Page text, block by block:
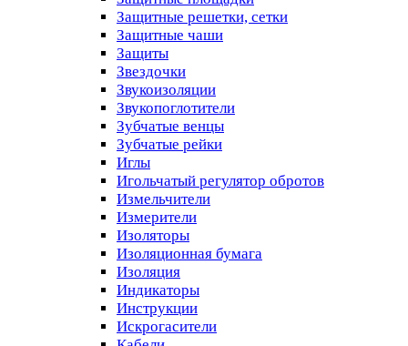
Защитные решетки, сетки
Защитные чаши
Защиты
Звездочки
Звукоизоляции
Звукопоглотители
Зубчатые венцы
Зубчатые рейки
Иглы
Игольчатый регулятор обротов
Измельчители
Измерители
Изоляторы
Изоляционная бумага
Изоляция
Индикаторы
Инструкции
Искрогасители